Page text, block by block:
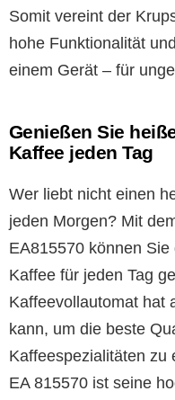
Somit vereint der
hohe Funktionalität
einem Gerät – für
Genießen Sie
Kaffee jeden Tag
Wer liebt nicht einen
jeden Morgen? Mit
EA815570 können
Kaffee für jeden Tag
Kaffeevollautomat hat
kann, um die beste
Kaffeespezialitäten zu
EA 815570 ist seine